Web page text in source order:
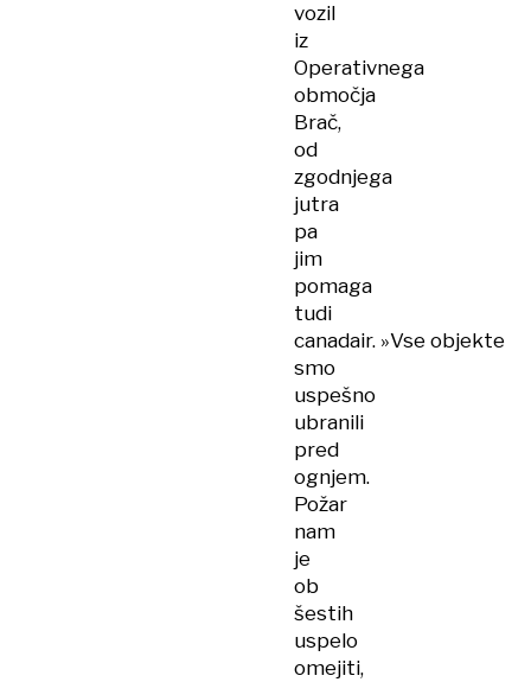
vozil
iz
Operativnega
območja
Brač,
od
zgodnjega
jutra
pa
jim
pomaga
tudi
canadair. »Vse objekte
smo
uspešno
ubranili
pred
ognjem.
Požar
nam
je
ob
šestih
uspelo
omejiti,